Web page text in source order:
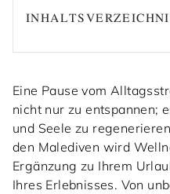
Eine Pause vom
nicht nur zu entspannen;
und Seele zu
den Malediven wird
Ergänzung zu Ihrem
Ihres Erlebnisses. Von